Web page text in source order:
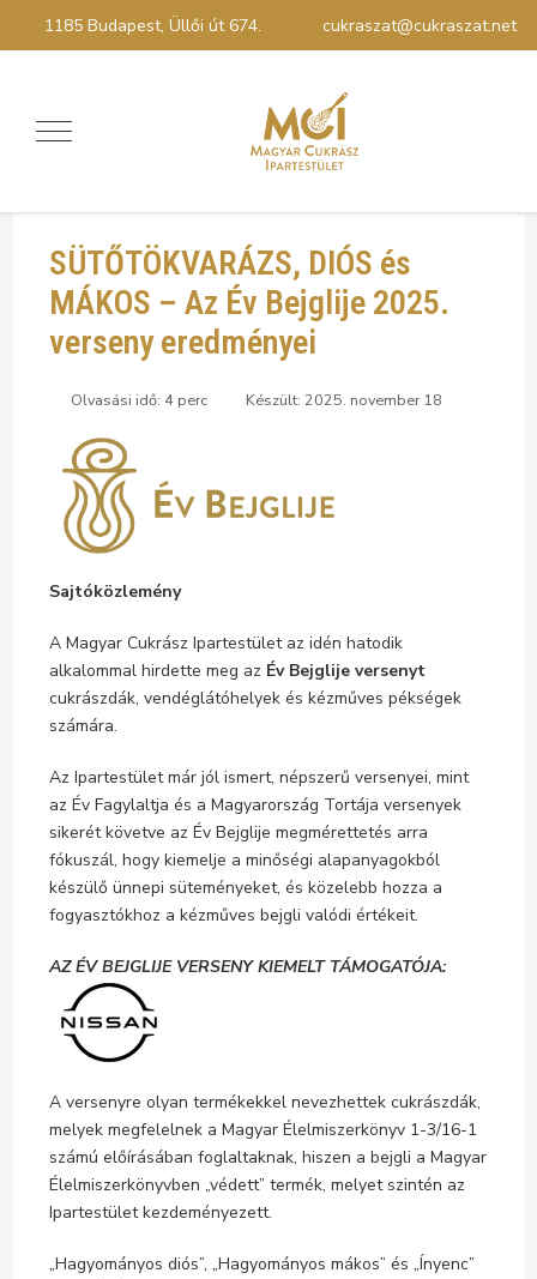
1185 Budapest, Üllői út 674. cukraszat@cukraszat.net
SÜTŐTÖKVARÁZS, DIÓS és
MÁKOS – Az Év Bejglije 2025.
verseny eredményei
Olvasási idő: 4 perc Készült: 2025. november 18
Sajtóközlemény
A Magyar Cukrász Ipartestület az idén hatodik
alkalommal hirdette meg az Év Bejglije versenyt
cukrászdák, vendéglátóhelyek és kézműves pékségek
számára.
Az Ipartestület már jól ismert, népszerű versenyei, mint
az Év Fagylaltja és a Magyarország Tortája versenyek
sikerét követve az Év Bejglije megmérettetés arra
fókuszál, hogy kiemelje a minőségi alapanyagokból
készülő ünnepi süteményeket, és közelebb hozza a
fogyasztókhoz a kézműves bejgli valódi értékeit.
AZ ÉV BEJGLIJE VERSENY KIEMELT TÁMOGATÓJA:
A versenyre olyan termékekkel nevezhettek cukrászdák,
melyek megfelelnek a Magyar Élelmiszerkönyv 1-3/16-1
számú előírásában foglaltaknak, hiszen a bejgli a Magyar
Élelmiszerkönyvben „védett” termék, melyet szintén az
Ipartestület kezdeményezett.
„Hagyományos diós”, „Hagyományos mákos” és „Ínyenc”